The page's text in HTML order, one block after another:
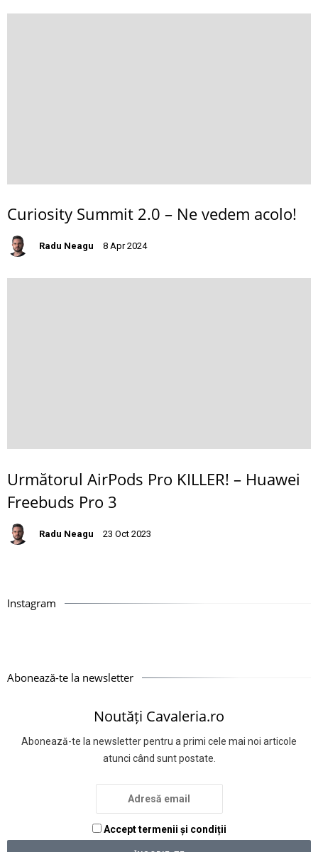
Curiosity Summit 2.0 – Ne vedem acolo!
Radu Neagu 8 Apr 2024
Următorul AirPods Pro KILLER! – Huawei
Freebuds Pro 3
Radu Neagu 23 Oct 2023
Instagram
Abonează-te la newsletter
Noutăți Cavaleria.ro
Abonează-te la newsletter pentru a primi cele mai noi articole
atunci când sunt postate.
Accept termenii și condiții